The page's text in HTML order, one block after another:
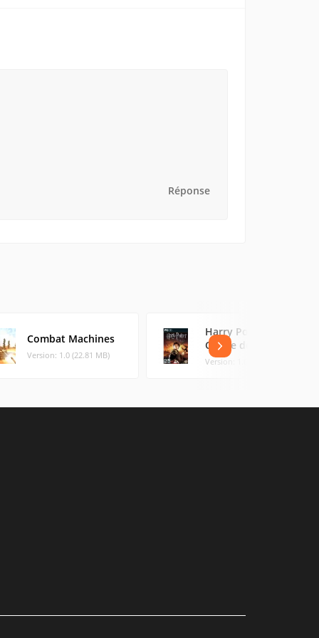
Réponse
Combat Machines
Version: 1.0 (22.81 MB)
Harry Potter et la
Coupe de feu
Version: 1.0 (136.11 MB)